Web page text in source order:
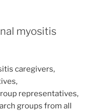
myositis
caregivers,
representatives,
groups from all